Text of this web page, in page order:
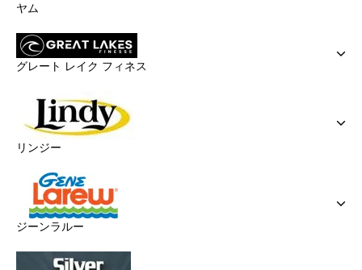
ヤム
グレート レイク フィネス
リンジー
ジーンラルー